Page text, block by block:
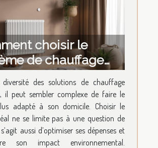
choisir le
de chauffage
pour votre domicile
des solutions de chauffage
il peut sembler complexe de faire le
adapté à son domicile. Choisir le
ne se limite pas à une question de
aussi d’optimiser ses dépenses et
son impact environnemental.